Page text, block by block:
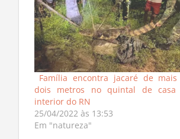
Família encontra jacaré de
dois metros no quintal de casa
interior do RN
25/04/2022 às 13:53
Em "natureza"